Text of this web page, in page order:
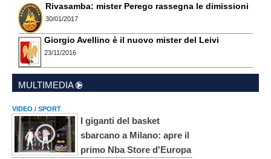
Rivasamba: mister Perego rassegna le dimissioni
30/01/2017
Giorgio Avellino è il nuovo mister del Leivi
23/11/2016
MULTIMEDIA
VIDEO / SPORT
I giganti del basket
sbarcano a Milano: apre il
primo Nba Store d'Europa